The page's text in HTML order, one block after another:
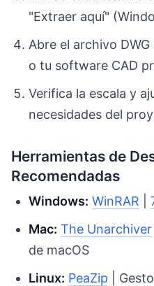
"Extraer aquí"
Abre el archivo
o tu software CAD
Verifica la escala y
necesidades del
Herramientas de
Recomendadas
Windows: WinRAR |
Mac: The Unarchiver
de macOS
Linux: PeaZip |